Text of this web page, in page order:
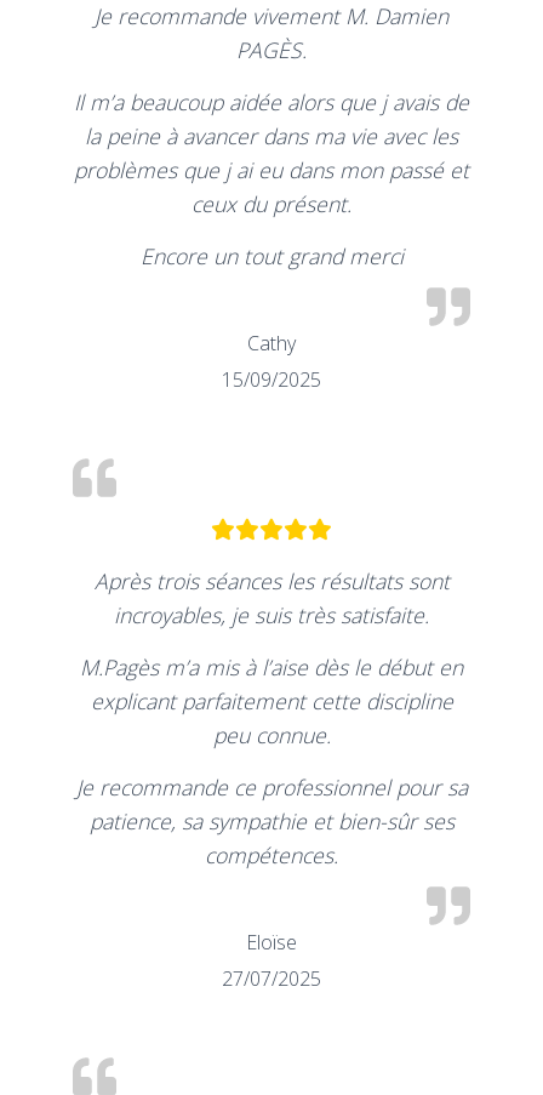
Je recommande vivement M. Damien
PAGÈS.
Il m’a beaucoup aidée alors que j avais de
la peine à avancer dans ma vie avec les
problèmes que j ai eu dans mon passé et
ceux du présent.
Encore un tout grand merci
Cathy
15/09/2025
Après trois séances les résultats sont
incroyables, je suis très satisfaite.
M.Pagès m’a mis à l’aise dès le début en
explicant parfaitement cette discipline
peu connue.
Je recommande ce professionnel pour sa
patience, sa sympathie et bien-sûr ses
compétences.
Eloïse
27/07/2025